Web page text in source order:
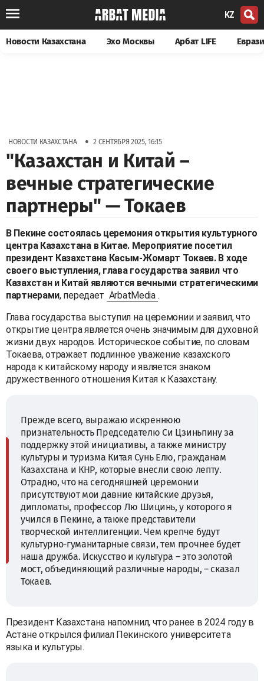
KZ
Новости Казахстана Эхо Москвы Арбат LIFE
НОВОСТИ КАЗАХСТАНА • 2 СЕНТЯБРЯ 2025, 16:15
"Казахстан и Китай –
вечные стратегические
партнеры" — Токаев
В Пекине состоялась церемония открытия культурного
центра Казахстана в Китае. Мероприятие посетил
президент Казахстана Касым-Жомарт Токаев. В ходе
своего выступления, глава государства заявил что
Казахстан и Китай являются вечными стратегическими
партнерами, передает ArbatMedia .
Глава государства выступил на церемонии и заявил, что
открытие центра является очень значимым для духовной
жизни двух народов. Историческое событие, по словам
Токаева, отражает подлинное уважение казахского
народа к китайскому народу и является знаком
дружественного отношения Китая к Казахстану.
Прежде всего, выражаю искреннюю
признательность Председателю Си Цзиньпину за
поддержку этой инициативы, а также министру
культуры и туризма Китая Сунь Елю, гражданам
Казахстана и КНР, которые внесли свою лепту.
Отрадно, что на сегодняшней церемонии
присутствуют мои давние китайские друзья,
дипломаты, профессор Лю Шицинь, у которого я
учился в Пекине, а также представители
творческой интеллигенции. Чем крепче будут
культурно-гуманитарные связи, тем прочнее будет
наша дружба. Искусство и культура – это золотой
мост, объединяющий различные народы, – сказал
Токаев.
Президент Казахстана напомнил, что ранее в 2024 году в
Астане открылся филиал Пекинского университета
языка и культуры.